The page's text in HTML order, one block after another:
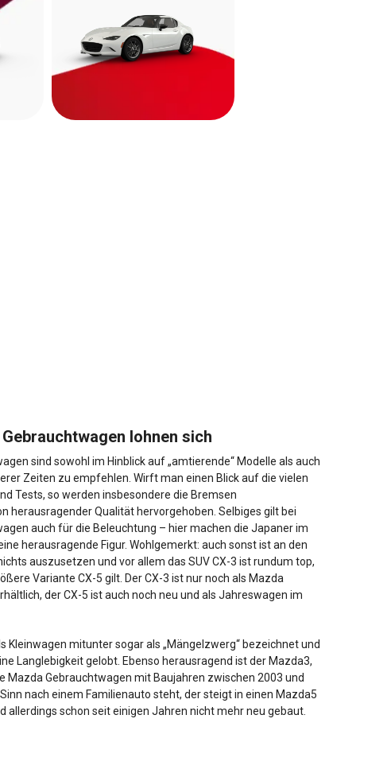
lohnen sich
sind sowohl im Hinblick auf „amtierende“ Modelle als auch
Zeiten zu empfehlen. Wirft man einen Blick auf die vielen
Tests, so werden insbesondere die Bremsen
herausragender Qualität hervorgehoben. Selbiges gilt bei
auch für die Beleuchtung – hier machen die Japaner im
herausragende Figur. Wohlgemerkt: auch sonst ist an den
auszusetzen und vor allem das SUV CX-3 ist rundum top,
Variante CX-5 gilt. Der CX-3 ist nur noch als Mazda
der CX-5 ist auch noch neu und als Jahreswagen im
Kleinwagen mitunter sogar als „Mängelzwerg“ bezeichnet und
Langlebigkeit gelobt. Ebenso herausragend ist der Mazda3,
Mazda Gebrauchtwagen mit Baujahren zwischen 2003 und
nach einem Familienauto steht, der steigt in einen Mazda5
allerdings schon seit einigen Jahren nicht mehr neu gebaut.